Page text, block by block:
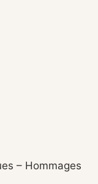
– Hommages